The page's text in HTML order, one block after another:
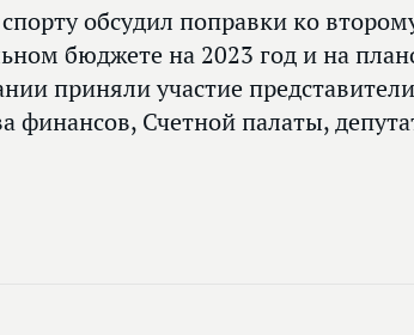
обсудил поправки ко
бюджете на 2023 год и на
приняли участие представители
финансов, Счетной палаты,